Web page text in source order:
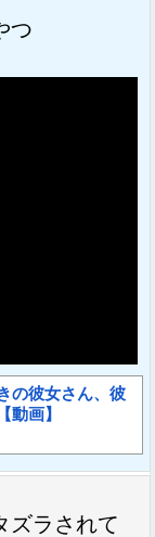
つ
の彼女さん、彼
画】
ズラされて